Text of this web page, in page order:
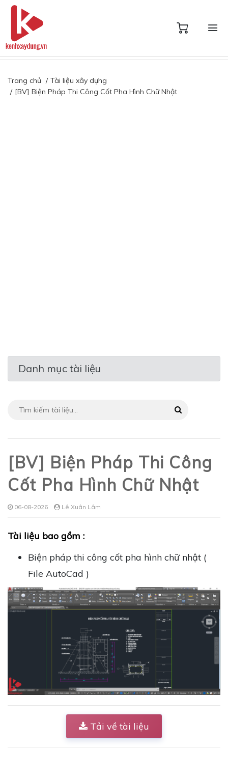
Trang chủ
Tài liệu xây dựng
[BV] Biện Pháp Thi Công Cốt Pha Hình Chữ Nhật
Danh mục tài liệu
[BV] Biện Pháp Thi Công
Cốt Pha Hình Chữ Nhật
06-08-2026 Lê Xuân Lâm
Tài liệu bao gồm :
Biện pháp thi công cốt pha hình chữ nhật (
File AutoCad )
Tải về tài liệu